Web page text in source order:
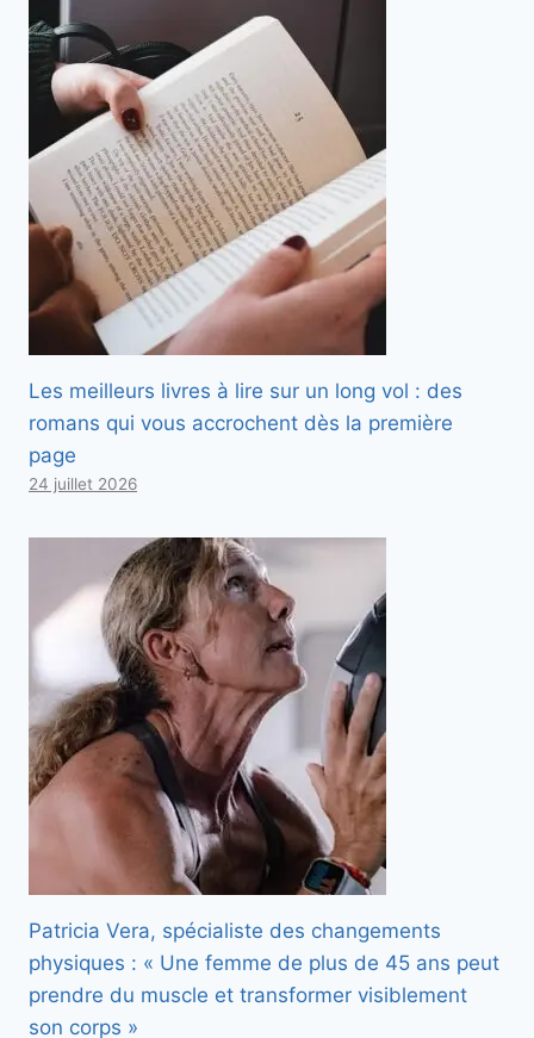
Les meilleurs livres à lire sur un long vol : des
romans qui vous accrochent dès la première
page
24 juillet 2026
Patricia Vera, spécialiste des changements
physiques : « Une femme de plus de 45 ans peut
prendre du muscle et transformer visiblement
son corps »